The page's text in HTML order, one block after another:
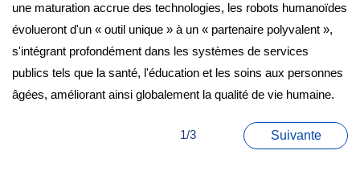
une maturation accrue des technologies, les robots humanoïdes
évolueront d'un « outil unique » à un « partenaire polyvalent »,
s'intégrant profondément dans les systèmes de services
publics tels que la santé, l'éducation et les soins aux personnes
âgées, améliorant ainsi globalement la qualité de vie humaine.
1/3 Suivante